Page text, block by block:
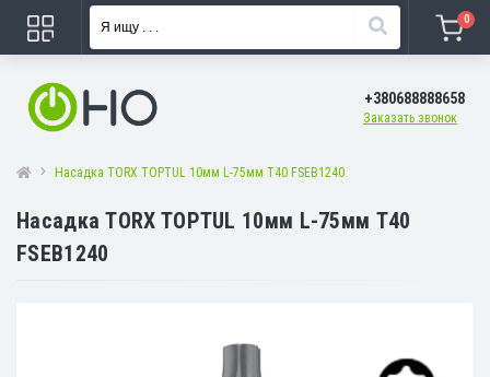
0
+380688888658
Заказать звонок
Насадка TORX TOPTUL 10мм L-75мм T40 FSEB1240
Насадка TORX TOPTUL 10мм L-75мм T40
FSEB1240